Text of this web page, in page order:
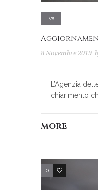
iva
8 Novembre 2019
L’Agenzia
chiarimento
MORE
0 2